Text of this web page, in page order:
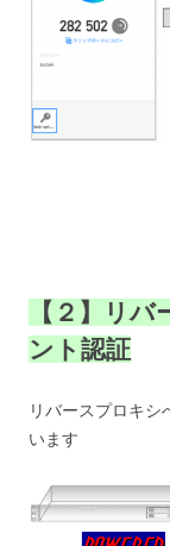
【２】リ
ント認証
リバースプロキシ
います